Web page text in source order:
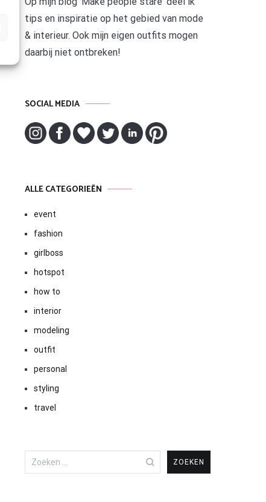
tips en inspiratie op het gebied van mode
& interieur. Ook mijn eigen outfits mogen
daarbij niet ontbreken!
SOCIAL MEDIA
ALLE CATEGORIEËN
event
fashion
girlboss
hotspot
how to
interior
modeling
outfit
personal
styling
travel
naar: